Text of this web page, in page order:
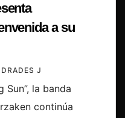
a su
J
Sun”, la banda
continúa